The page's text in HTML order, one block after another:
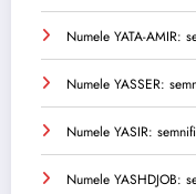
Numele YATA-AMIR:
Numele YASSER:
Numele YASIR:
Numele YASHDJOB: